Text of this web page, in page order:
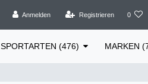
Anmelden Registrieren 0
SPORTARTEN (476) MARKEN